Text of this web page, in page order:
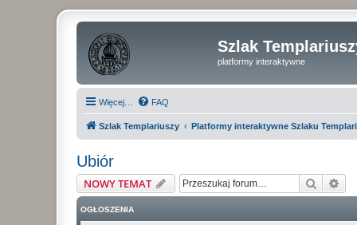
Szlak
platformy interaktywne
Więcej… FAQ
Szlak Templariuszy Platformy interaktywne Szlaku
Ubiór
NOWY TEMAT Szukaj
OGŁOSZENIA